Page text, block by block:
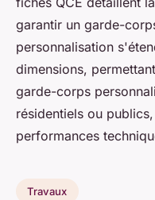
garantir un garde-
personnalisation
dimensions,
garde-corps
résidentiels ou
performances
Travaux